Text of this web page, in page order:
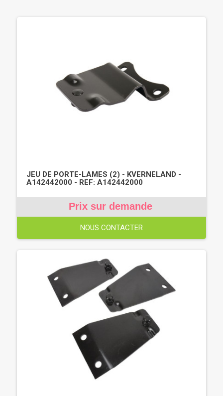
JEU DE PORTE-LAMES (2) - KVERNELAND -
A142442000 - REF: A142442000
Prix sur demande
NOUS CONTACTER